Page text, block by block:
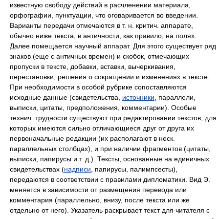
известную свободу действий в расчленении материала,
орфографии, пунктуации, что оговаривается во введении.
Варианты передачи отмечаются в т. н. критич. аппарате,
обычно ниже текста, в античности, как правило, на полях.
Далее помещается научный аппарат. Для этого существует ряд
знаков (еще с античных времен) и скобок, отмечающих
пропуски в тексте, добавки, вставки, вычеркивания,
перестановки, решения о сокращении и изменениях в тексте.
При необходимости в особой рубрике сопоставляются
исходные данные (свидетельства, источники , параллели,
выписки, цитаты, предположения, комментарии). Особые
технич. трудности существуют при редактировании текстов, для
которых имеются сильно отличающиеся друг от друга их
первоначальные редакции (их располагают в неск.
параллельных столбцах), и при наличии фрагментов (цитаты,
выписки, папирусы и т. д.). Тексты, основанные на единичных
свидетельствах (надписи , папирусы, палимпсесты),
передаются в соответствии с правилами дипломатики. Вид Э.
меняется в зависимости от размещения перевода или
комментария (параллельно, внизу, после текста или же
отдельно от него). Указатель раскрывает текст для читателя с